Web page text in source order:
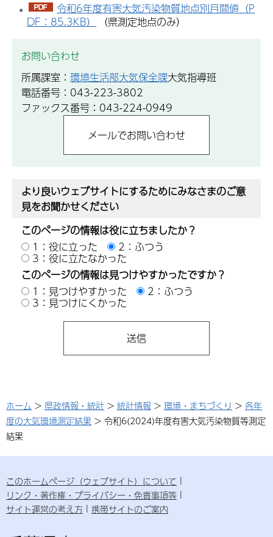
令和6年度有害大気汚染物質地点別月間値（P
DF：85.3KB）
（県測定地点のみ）
お問い合わせ
所属課室： 環境生活部大気保全課大気指導班
電話番号：043-223-3802
ファックス番号：043-224-0949
より良いウェブサイトにするためにみなさまのご意
見をお聞かせください
このページの情報は役に立ちましたか？
1：役に立った
2：ふつう
3：役に立たなかった
このページの情報は見つけやすかったですか？
1：見つけやすかった
2：ふつう
3：見つけにくかった
ホーム > 県政情報・統計 > 統計情報 > 環境・まちづくり > 各年
度の大気環境測定結果 > 令和6(2024)年度有害大気汚染物質等測定
結果
このホームページ（ウェブサイト）について
リンク・著作権・プライバシー・免責事項等
サイト運営の考え方
携帯サイトのご案内